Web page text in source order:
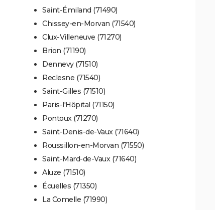
Saint-Émiland (71490)
Chissey-en-Morvan (71540)
Clux-Villeneuve (71270)
Brion (71190)
Dennevy (71510)
Reclesne (71540)
Saint-Gilles (71510)
Paris-l'Hôpital (71150)
Pontoux (71270)
Saint-Denis-de-Vaux (71640)
Roussillon-en-Morvan (71550)
Saint-Mard-de-Vaux (71640)
Aluze (71510)
Écuelles (71350)
La Comelle (71990)